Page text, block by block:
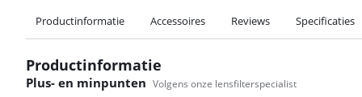
Productinformatie Accessoires Reviews Specificaties
Productinformatie
Plus- en minpunten Volgens onze lensfilterspecialist